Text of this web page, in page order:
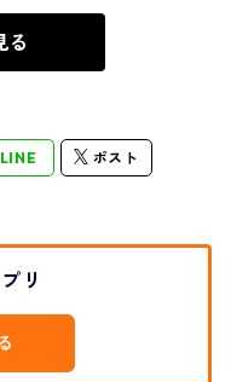
る
LINE ポスト
リ